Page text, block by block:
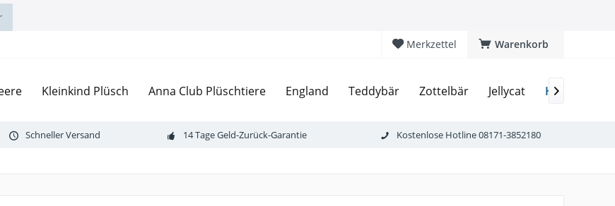
Warenkorb
Merkzettel
Kleinkind Plüsch Anna Club Plüschtiere England Teddybär Zottelbär Jellycat Handpuppen

Schneller Versand 14 Tage Geld-Zurück-Garantie Kostenlose Hotline 08171-3852180